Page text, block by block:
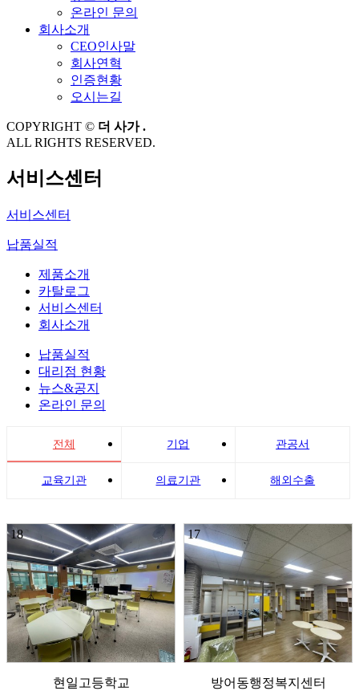
온라인 문의
회사소개
CEO인사말
회사연혁
인증현황
오시는길
COPYRIGHT © 더 사가 .
ALL RIGHTS RESERVED.
서비스센터
서비스센터
납품실적
제품소개
카탈로그
서비스센터
회사소개
납품실적
대리점 현황
뉴스&공지
온라인 문의
전체 기업 관공서
교육기관 의료기관 해외수출
18
현일고등학교
17
방어동행정복지센터